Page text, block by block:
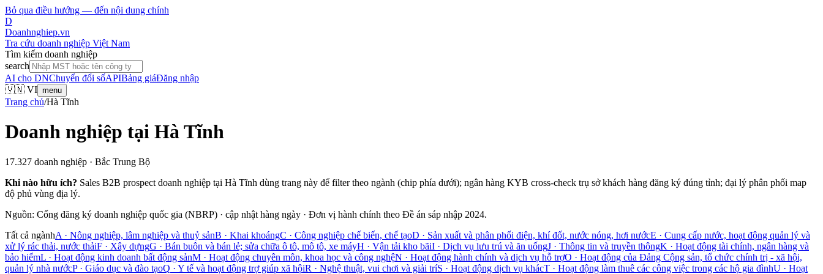
Bỏ qua điều hướng — đến nội dung chính
D
Doanhnghiep.vn
Tra cứu doanh nghiệp Việt Nam
Tìm kiếm doanh nghiệp
search
AI cho DNChuyển đổi sốAPIBảng giáĐăng nhập
🇻🇳 VI menu
Trang chủ/Hà Tĩnh
Doanh nghiệp tại Hà Tĩnh
17.327 doanh nghiệp · Bắc Trung Bộ
Khi nào hữu ích? Sales B2B prospect doanh nghiệp tại Hà Tĩnh dùng trang này để filter theo ngành (chip phía dưới); ngân hàng KYB cross-check trụ sở khách hàng đăng ký đúng tỉnh; đại lý phân phối map
độ phủ vùng địa lý.
Nguồn: Cổng đăng ký doanh nghiệp quốc gia (NBRP) · cập nhật hàng ngày · Đơn vị hành chính theo Đề án sáp nhập 2024.
Tất cả ngànhA · Nông nghiệp, lâm nghiệp và thuỷ sảnB · Khai khoángC · Công nghiệp chế biến, chế tạoD · Sản xuất và phân phối điện, khí đốt, nước nóng, hơi nướcE · Cung cấp nước, hoạt động quản lý và
xử lý rác thải, nước thảiF · Xây dựngG · Bán buôn và bán lẻ; sửa chữa ô tô, mô tô, xe máyH · Vận tải kho bãiI · Dịch vụ lưu trú và ăn uốngJ · Thông tin và truyền thôngK · Hoạt động tài chính, ngân hàng và
bảo hiểmL · Hoạt động kinh doanh bất động sảnM · Hoạt động chuyên môn, khoa học và công nghệN · Hoạt động hành chính và dịch vụ hỗ trợO · Hoạt động của Đảng Cộng sản, tổ chức chính trị - xã hội,
quản lý nhà nướcP· Giáo dục và đào tạoQ · Y tế và hoạt động trợ giúp xã hộiR · Nghệ thuật, vui chơi và giải tríS · Hoạt động dịch vụ khácT · Hoạt động làm thuê các công việc trong các hộ gia đìnhU · Hoạt